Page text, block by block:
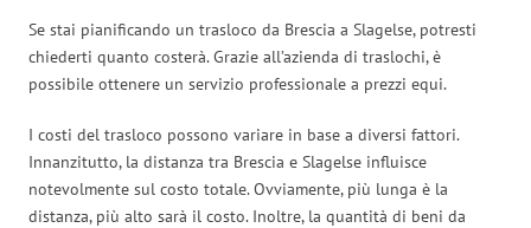
Se stai pianificando un trasloco da Brescia a Slagelse, potresti
chiederti quanto costerà. Grazie all’azienda di traslochi, è
possibile ottenere un servizio professionale a prezzi equi.
I costi del trasloco possono variare in base a diversi fattori.
Innanzitutto, la distanza tra Brescia e Slagelse influisce
notevolmente sul costo totale. Ovviamente, più lunga è la
distanza, più alto sarà il costo. Inoltre, la quantità di beni da